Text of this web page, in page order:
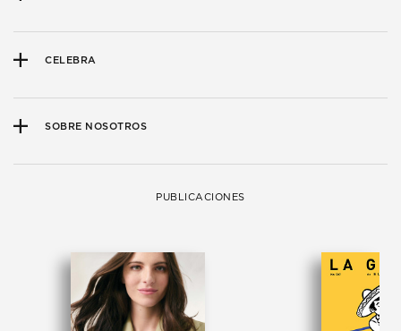
CELEBRA
SOBRE NOSOTROS
PUBLICACIONES